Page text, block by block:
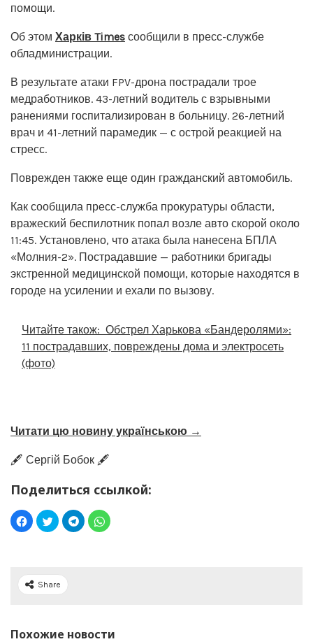
помощи.
Об этом Харків Times сообщили в пресс-службе
обладминистрации.
В результате атаки FPV-дрона пострадали трое
медработников. 43-летний водитель с взрывными
ранениями госпитализирован в больницу. 26-летний
врач и 41-летний парамедик — с острой реакцией на
стресс.
Поврежден также еще один гражданский автомобиль.
Как сообщила пресс-служба прокуратуры области,
вражеский беспилотник попал возле авто скорой около
11:45. Установлено, что атака была нанесена БПЛА
«Молния-2». Пострадавшие — работники бригады
экстренной медицинской помощи, которые находятся в
городе на усилении и ехали по вызову.
Читайте також: Обстрел Харькова «Бандеролями»:
11 пострадавших, повреждены дома и электросеть
(фото)
Читати цю новину українською →
🖋️ Сергій Бобок 🖋️
Поделиться ссылкой:
Share
Похожие новости